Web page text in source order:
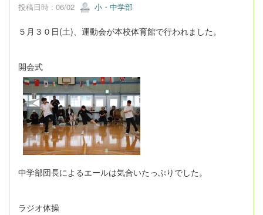
投稿日時 : 06/02 小・中学部
５月３０日(土)、運動会が本校体育館で行われました。
開会式
中学部団長によるエールは気合いたっぷりでした。
ラジオ体操